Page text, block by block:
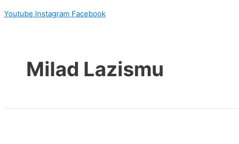
Youtube Instagram Facebook
Milad Lazismu